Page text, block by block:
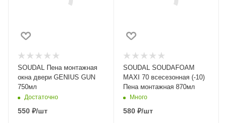
SOUDAL Пена монтажная
окна двери GENIUS GUN
750мл
Достаточно
550 ₽/шт
SOUDAL SOUDAFOAM
MAXI 70 всесезонная (-10)
Пена монтажная 870мл
Много
580₽/шт